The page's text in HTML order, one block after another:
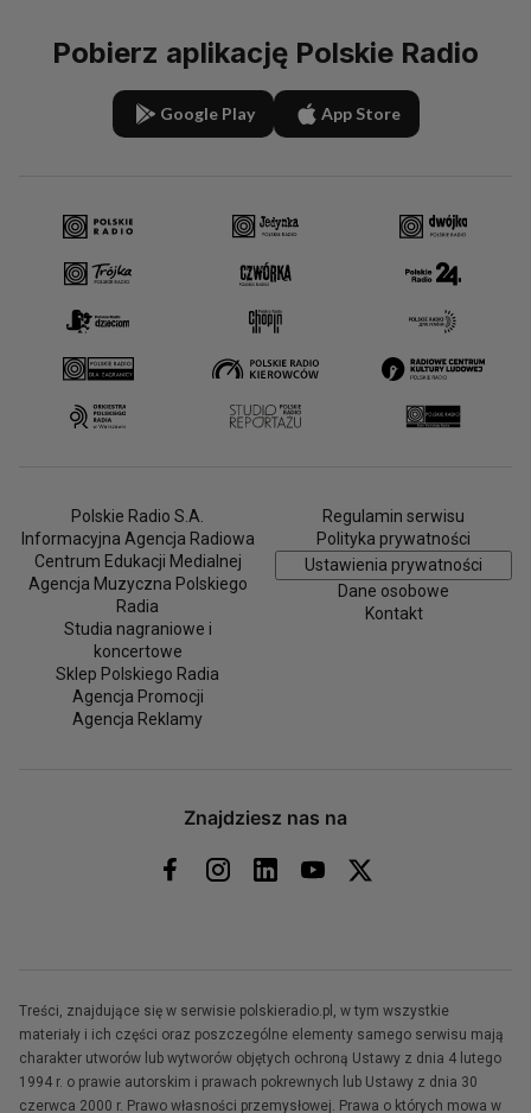
Pobierz aplikację Polskie Radio
Google Play App Store
Polskie Radio S.A.
Informacyjna Agencja Radiowa
Centrum Edukacji Medialnej
Agencja Muzyczna Polskiego
Radia
Studia nagraniowe i
koncertowe
Sklep Polskiego Radia
Agencja Promocji
Agencja Reklamy
Regulamin serwisu
Polityka prywatności
Ustawienia prywatności
Dane osobowe
Kontakt
Znajdziesz nas na
Treści, znajdujące się w serwisie polskieradio.pl, w tym wszystkie
materiały i ich części oraz poszczególne elementy samego serwisu mają
charakter utworów lub wytworów objętych ochroną Ustawy z dnia 4 lutego
1994 r. o prawie autorskim i prawach pokrewnych lub Ustawy z dnia 30
czerwca 2000 r. Prawo własności przemysłowej. Prawa o których mowa w